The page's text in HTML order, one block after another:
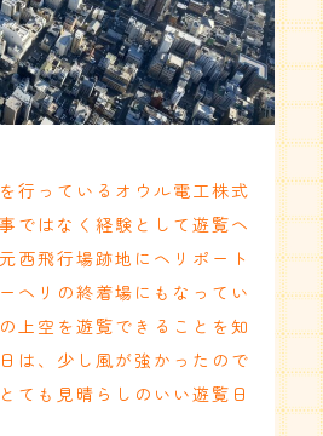
行っているオウル電工株式
ではなく経験として遊覧ヘ
西飛行場跡地にヘリポート
ヘリの終着場にもなってい
上空を遊覧できることを知
は、少し風が強かったので
ても見晴らしのいい遊覧日